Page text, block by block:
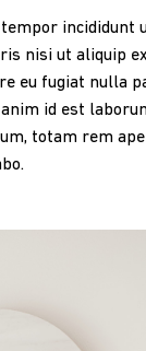
incididunt
nisi ut aliquip ex
eu fugiat nulla
id est
totam rem